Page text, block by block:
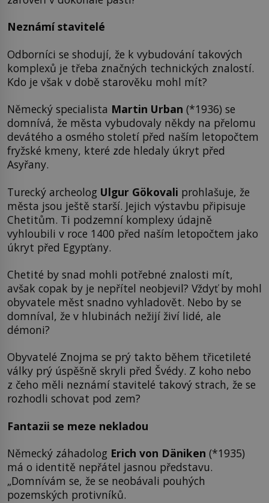
Neznámí stavitelé
Odborníci se shodují, že k vybudování takových
komplexů je třeba značných technických znalostí.
Kdo je však v době starověku mohl mít?
Německý specialista Martin Urban (*1936) se
domnívá, že města vybudovaly někdy na přelomu
devátého a osmého století před naším letopočtem
fryžské kmeny, které zde hledaly úkryt před
Asyřany.
Turecký archeolog Ulgur Gökovali prohlašuje, že
města jsou ještě starší. Jejich výstavbu připisuje
Chetitům. Ti podzemní komplexy údajně
vyhloubili v roce 1400 před naším letopočtem jako
úkryt před Egypťany.
Chetité by snad mohli potřebné znalosti mít,
avšak copak by je nepřítel neobjevil? Vždyť by mohl
obyvatele měst snadno vyhladovět. Nebo by se
domníval, že v hlubinách nežijí živí lidé, ale
démoni?
Obyvatelé Znojma se prý takto během třicetileté
války prý úspěšně skryli před Švédy. Z koho nebo
z čeho měli neznámí stavitelé takový strach, že se
rozhodli schovat pod zem?
Fantazii se meze nekladou
Německý záhadolog Erich von Däniken (*1935)
má o identitě nepřátel jasnou představu.
„Domnívám se, že se neobávali pouhých
pozemských protivníků.